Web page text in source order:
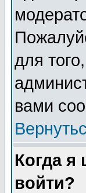
для
вами
Когда я
войти?